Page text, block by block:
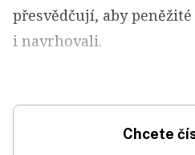
přesvědčují, aby
i navrhovali.
Chcete